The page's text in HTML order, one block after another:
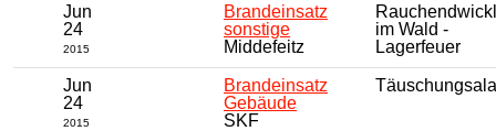
Jun
24
2015
Brandeinsatz
sonstige
Middefeitz
im Wald -
Lagerfeuer
Jun
24
2015
Brandeinsatz
Gebäude
SKF